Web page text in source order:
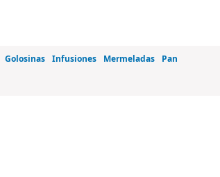
Golosinas Infusiones Mermeladas Pan